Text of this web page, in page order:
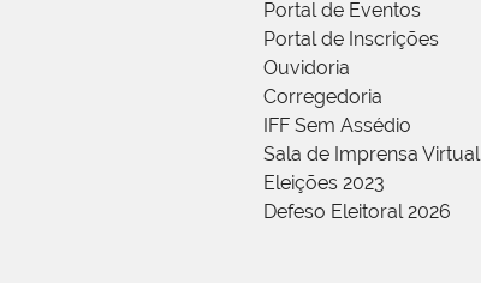
Portal de Eventos
Portal de Inscrições
Ouvidoria
Corregedoria
IFF Sem Assédio
Sala de Imprensa Virtual
Eleições 2023
Defeso Eleitoral 2026